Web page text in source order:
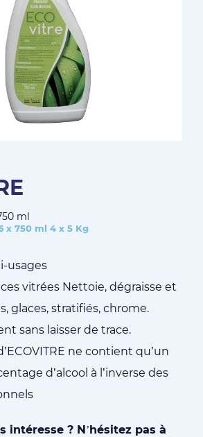
ml
x 750 ml 4 x 5 Kg
usages
vitrées Nettoie, dégraisse et
glaces, stratifiés, chrome.
sans laisser de trace.
ne contient qu’un
d’alcool à l’inverse des
intéresse ? N’hésitez pas à